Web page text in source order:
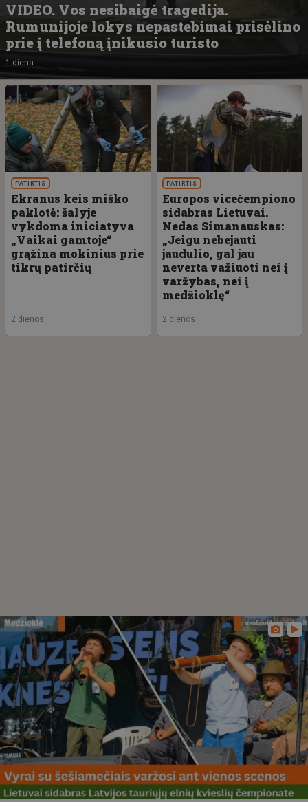
VIDEO. Vos nesibaigė tragedija.
Rumunijoje lokys nepastebimai prisėlino
prie į telefoną įnikusio turisto
1 diena
PATIRTIS
Ekranus keis miško
paklotė: šalyje
vykdoma iniciatyva
„Vaikai gamtoje“
grąžina mokinius prie
tikrų patirčių
2 dienos
PATIRTIS
Europos vicečempiono
sidabras Lietuvai.
Nedas Simanauskas:
„Jeigu nebejauti
jaudulio, gal jau
neverta važiuoti nei į
varžybas, nei į
medžioklę“
2 dienos